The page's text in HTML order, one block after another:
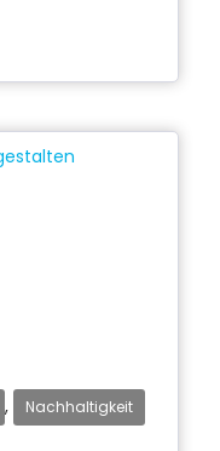
, Nachhaltigkeit